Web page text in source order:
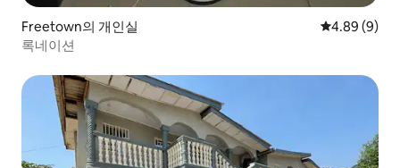
Freetown의 개인실 평점 4.89점
4.89 (9)
록네이션